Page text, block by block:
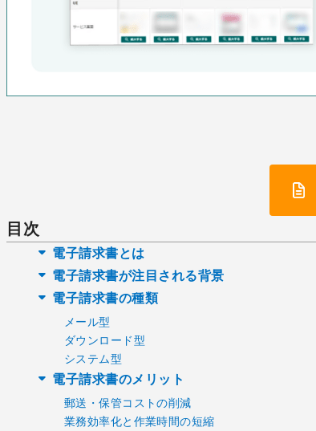
目次
電子請求書とは
電子請求書が注目される背景
電子請求書の種類
メール型
ダウンロード型
システム型
電子請求書のメリット
郵送・保管コストの削減
業務効率化と作業時間の短縮